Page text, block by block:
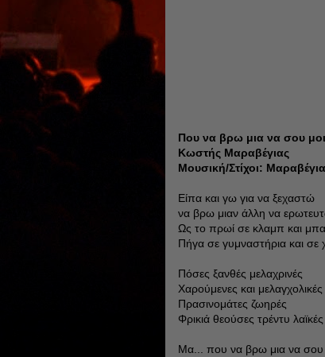
Που να βρω μια να σου
Κωστής Μαραβέγιας
Μουσική/Στίχοι:
Είπα και γω για να ξεχαστώ
να βρω μιαν άλλη να
Ως το πρωί σε κλαμπ και
Πήγα σε γυμναστήρια και σε
Πόσες ξανθές μελαχρινές
Χαρούμενες και μελαγχολικές
Πρασινομάτες ζωηρές
Φρικιά θεούσες τρέντυ λαϊκές
Μα... που να βρω μια να σου